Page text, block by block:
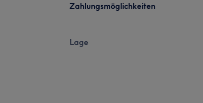
Zahlungsmöglichkeiten
Lage